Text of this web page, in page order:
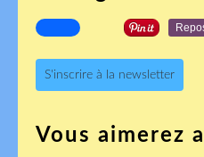
S'inscrire à la newsletter
Vous aimerez